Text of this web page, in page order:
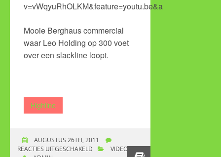
v=vWqyuRhOLKM&feature=youtu.be&a
Mooie Berghaus commercial
waar Leo Holding op 300 voet
over een slackline loopt.
Highline
AUGUSTUS 26TH, 2011
REACTIES UITGESCHAKELD VOOR MOOIE
VIDEO